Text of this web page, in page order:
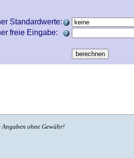
Standardwerte:
freie Eingabe:
Angaben ohne Gewähr!